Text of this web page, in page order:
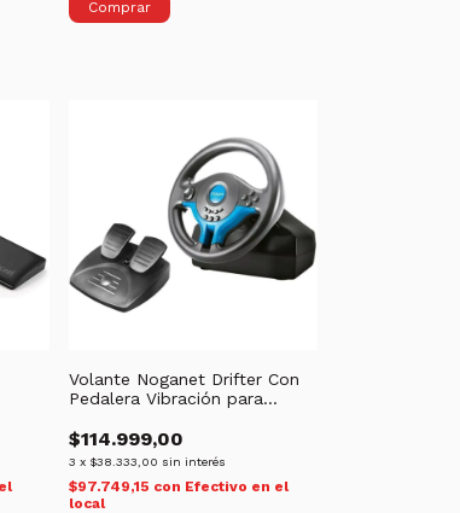
Volante Noganet Drifter Con
Pedalera Vibración para
$114.999,00
3 x $38.333,00 sin interés
$97.749,15 con Efectivo en el
local